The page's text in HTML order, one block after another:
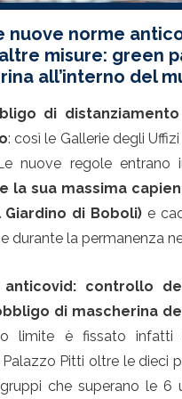
nuove norme
misure: green
all’interno del
di
: così le Gallerie degli
nuove regole entrano
sua massima
Giardino di Boboli)e
durante la permanenza
controllo
di mascherina
limite è fissato
Pitti oltre le dieci
che superano le 6